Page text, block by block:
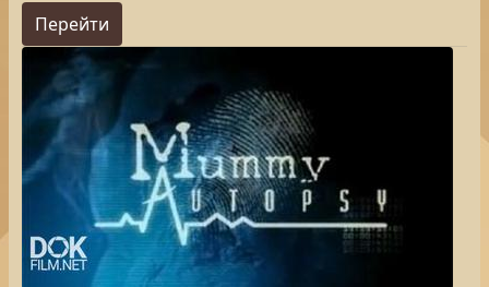
Перейти